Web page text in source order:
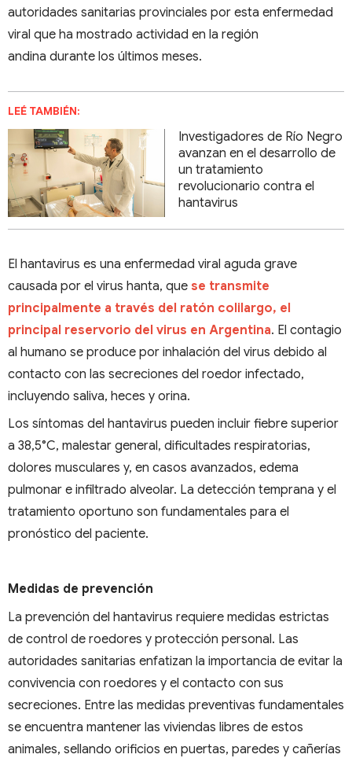
autoridades sanitarias provinciales por esta enfermedad
viral que ha mostrado actividad en la región
andina durante los últimos meses.
LEÉ TAMBIÉN:
Investigadores de Río Negro
avanzan en el desarrollo de
un tratamiento
revolucionario contra el
hantavirus
El hantavirus es una enfermedad viral aguda grave
causada por el virus hanta, que se transmite
principalmente a través del ratón colilargo, el
principal reservorio del virus en Argentina. El contagio
al humano se produce por inhalación del virus debido al
contacto con las secreciones del roedor infectado,
incluyendo saliva, heces y orina.
Los síntomas del hantavirus pueden incluir fiebre superior
a 38,5°C, malestar general, dificultades respiratorias,
dolores musculares y, en casos avanzados, edema
pulmonar e infiltrado alveolar. La detección temprana y el
tratamiento oportuno son fundamentales para el
pronóstico del paciente.
Medidas de prevención
La prevención del hantavirus requiere medidas estrictas
de control de roedores y protección personal. Las
autoridades sanitarias enfatizan la importancia de evitar la
convivencia con roedores y el contacto con sus
secreciones. Entre las medidas preventivas fundamentales
se encuentra mantener las viviendas libres de estos
animales, sellando orificios en puertas, paredes y cañerías